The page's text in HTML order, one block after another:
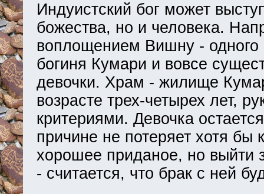
Индуистский бог может
божества, но и человека.
воплощением Вишну - одного
богиня Кумари и вовсе
девочки. Храм - жилище
возрасте трех-четырех лет,
критериями. Девочка
причине не потеряет хотя бы
хорошее приданое, но выйти
- считается, что брак с ней